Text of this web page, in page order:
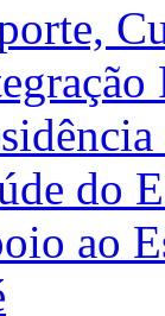
do
ao